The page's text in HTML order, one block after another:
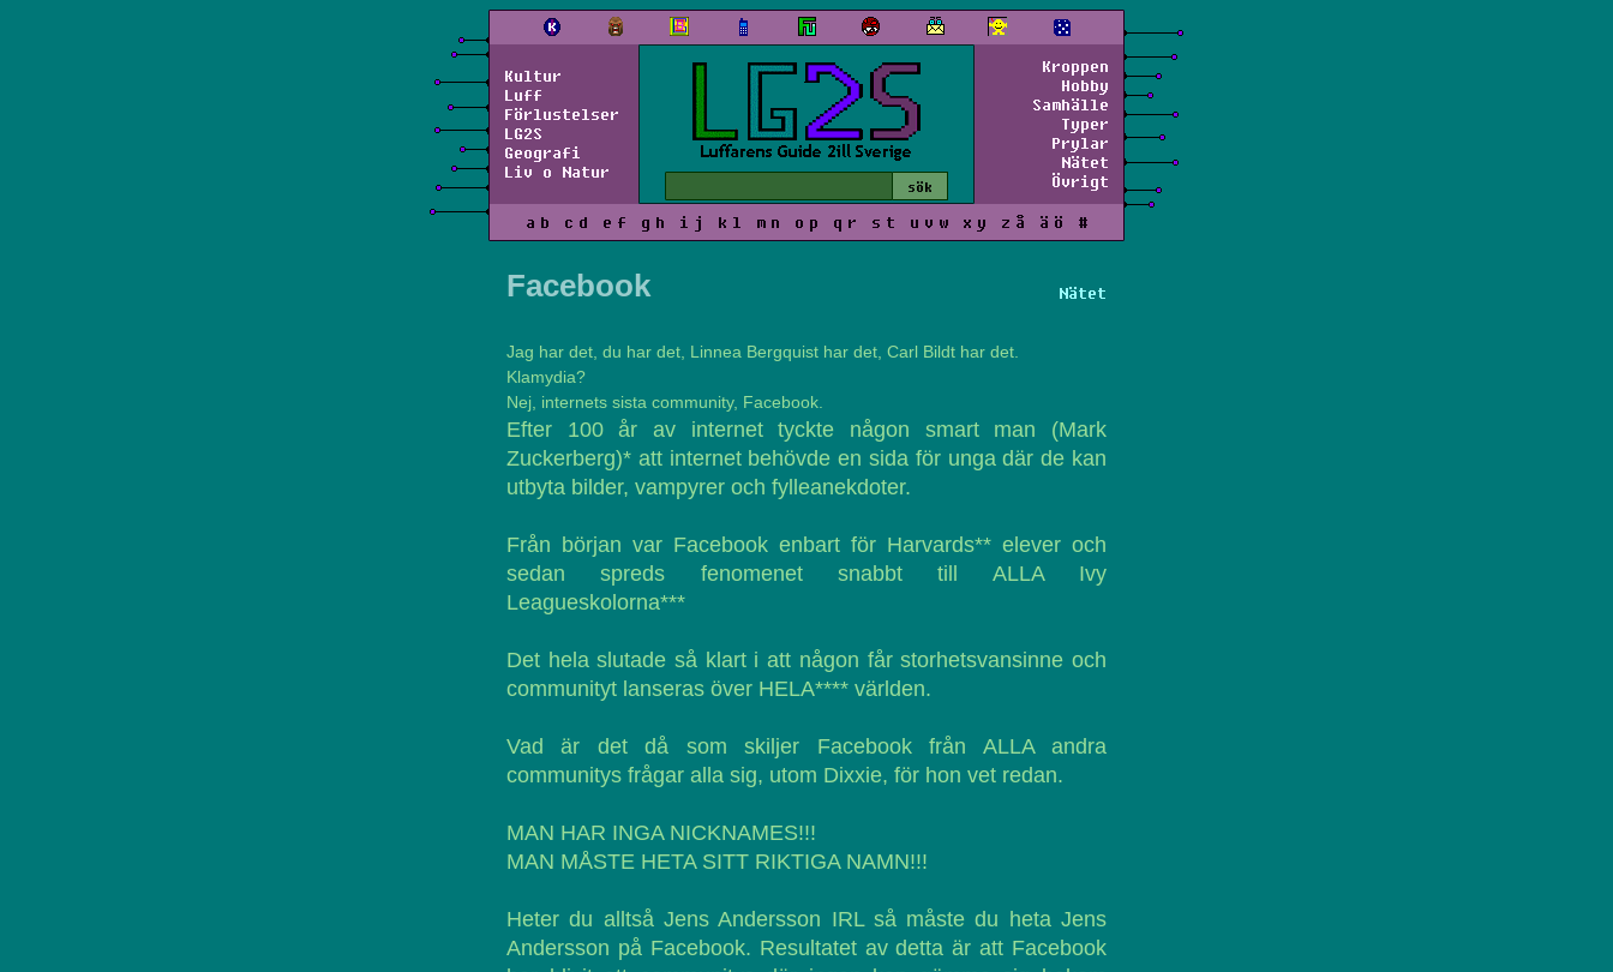
Kultur
Luff
Förlustelser
LG2S
Geografi
Liv o Natur
Kroppen
Hobby
Samhälle
Typer
Prylar
Nätet
Övrigt
a b c d e f g h i j k l m n o p q r s t u v w x y z å ä ö #
Nätet
Facebook
Jag har det, du har det, Linnea Bergquist har det, Carl Bildt har det.
Klamydia?
Nej, internets sista community, Facebook.
Efter 100 år av internet tyckte någon smart man (Mark
Zuckerberg)* att internet behövde en sida för unga där de kan
utbyta bilder, vampyrer och fylleanekdoter.
Från början var Facebook enbart för Harvards** elever och
sedan spreds fenomenet snabbt till ALLA Ivy
Leagueskolorna***
Det hela slutade så klart i att någon får storhetsvansinne och
communityt lanseras över HELA**** världen.
Vad är det då som skiljer Facebook från ALLA andra
communitys frågar alla sig, utom Dixxie, för hon vet redan.
MAN HAR INGA NICKNAMES!!!
MAN MÅSTE HETA SITT RIKTIGA NAMN!!!
Heter du alltså Jens Andersson IRL så måste du heta Jens
Andersson på Facebook. Resultatet av detta är att Facebook